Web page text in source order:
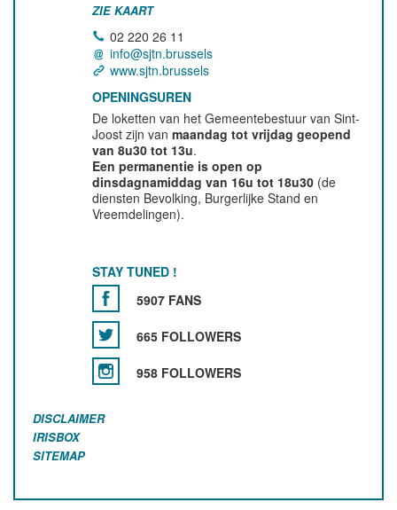
ZIE KAART
02 220 26 11
info@sjtn.brussels
www.sjtn.brussels
OPENINGSUREN
De loketten van het Gemeentebestuur van Sint-
Joost zijn vanmaandag tot vrijdag geopend
van 8u30 tot 13u.
Een permanentie is open op
dinsdagnamiddag van 16u tot 18u30 (de
diensten Bevolking, Burgerlijke Stand en
Vreemdelingen).
STAY TUNED !
5907 FANS
665 FOLLOWERS
958 FOLLOWERS
DISCLAIMER
IRISBOX
SITEMAP